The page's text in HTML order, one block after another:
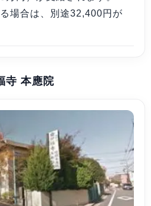
場合は、別途32,400円が
寺 本應院